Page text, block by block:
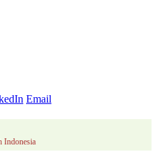
Email
Indonesia